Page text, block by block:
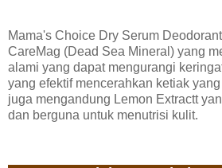
Mama's Choice Dry Serum
CareMag (Dead Sea Mineral) yang
alami yang dapat mengurangi
yang efektif mencerahkan ketiak
juga mengandung Lemon Extractt
dan berguna untuk menutrisi kulit.